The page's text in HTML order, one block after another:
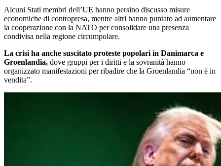
Alcuni Stati membri dell’UE hanno persino discusso misure
economiche di contropresa, mentre altri hanno puntato ad aumentare
la cooperazione con la NATO per consolidare una presenza
condivisa nella regione circumpolare.
La crisi ha anche suscitato proteste popolari in Danimarca e
Groenlandia, dove gruppi per i diritti e la sovranità hanno
organizzato manifestazioni per ribadire che la Groenlandia “non è in
vendita”.